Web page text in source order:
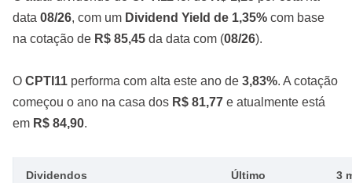
data 08/26, com um Dividend Yield de 1,35% com base
na cotação de R$ 85,45 da data com (08/26).
O CPTI11 performa com alta este ano de 3,83%. A cotação
começou o ano na casa dos R$ 81,77 e atualmente está
em R$ 84,90.
Dividendos Último 3